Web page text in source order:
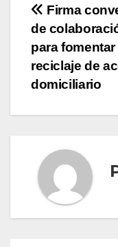
de
Firma
de
para fomentar
reciclaje de
domiciliario